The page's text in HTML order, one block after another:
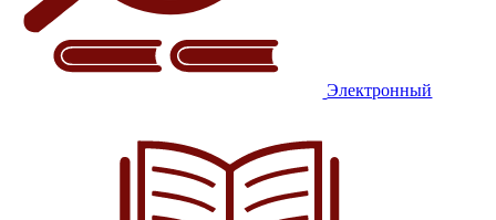
Электронный